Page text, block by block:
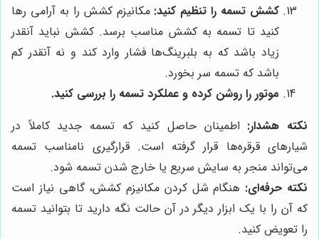
کشش تسمه را تنظیم کنید: مکانیزم کشش را به آرامی رها
کنید تا تسمه به کشش مناسب برسد. کشش نباید آنقدر
زیاد باشد که به بلبرینگ‌ها فشار وارد کند و نه آنقدر کم
باشد که تسمه سر بخورد.
موتور را روشن کرده و عملکرد تسمه را بررسی کنید.
نکته هشدار: اطمینان حاصل کنید که تسمه جدید کاملاً در
شیارهای قرقره‌ها قرار گرفته است. قرارگیری نامناسب تسمه
می‌تواند منجر به سایش سریع یا خارج شدن تسمه شود.
نکته حرفه‌ای: هنگام شل کردن مکانیزم کشش، گاهی نیاز است
که آن را با یک ابزار دیگر در آن حالت نگه دارید تا بتوانید تسمه
را تعویض کنید.